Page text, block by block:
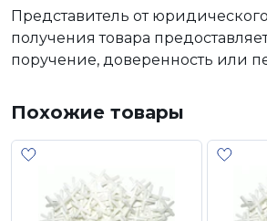
Представитель от
получения товара
поручение, доверенность или
Похожие товары